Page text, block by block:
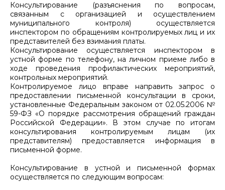
Консультирование (разъяснения по вопросам,
связанным с организацией и осуществлением
муниципального контроля) осуществляется
инспектором по обращениям контролируемых лиц и их
представителей без взимания платы.
Консультирование осуществляется инспектором в
устной форме по телефону, на личном приеме либо в
ходе проведения профилактических мероприятий,
контрольных мероприятий.
Контролируемое лицо вправе направить запрос о
предоставлении письменной консультации в сроки,
установленные Федеральным законом от 02.05.2006 №
59-ФЗ «О порядке рассмотрения обращений граждан
Российской Федерации». В этом случае по итогам
консультирования контролируемым лицам (их
представителям) предоставляется информация в
письменной форме.
Консультирование в устной и письменной формах
осуществляется по следующим вопросам: